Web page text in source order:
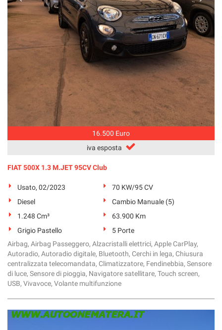
16.500 Euro
iva esposta
FIAT 500X 1.3 M.JET 95CV Club
Usato, 02/2023
70 KW/95 CV
Diesel
Cambio Manuale (5)
1.248 Cm³
63.900 Km
Grigio Pastello
5 Porte
Airbag, Airbag Passeggero, Alzacristalli elettrici, Apple CarPlay,
Autoradio, Autoradio digitale, Bluetooth, Cerchi in lega, Chiusura
centralizzata telecomandata, Climatizzatore, Fendinebbia, Sensore
di luce, Sensore di pioggia, Navigatore satellitare, Touch screen,
USB, Vivavoce, Volante multifunzione